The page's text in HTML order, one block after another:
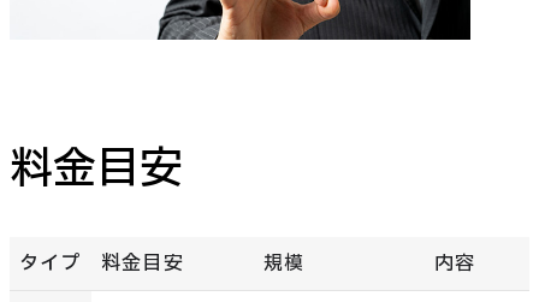
料金目安
タイプ 料金目安 規模
内容